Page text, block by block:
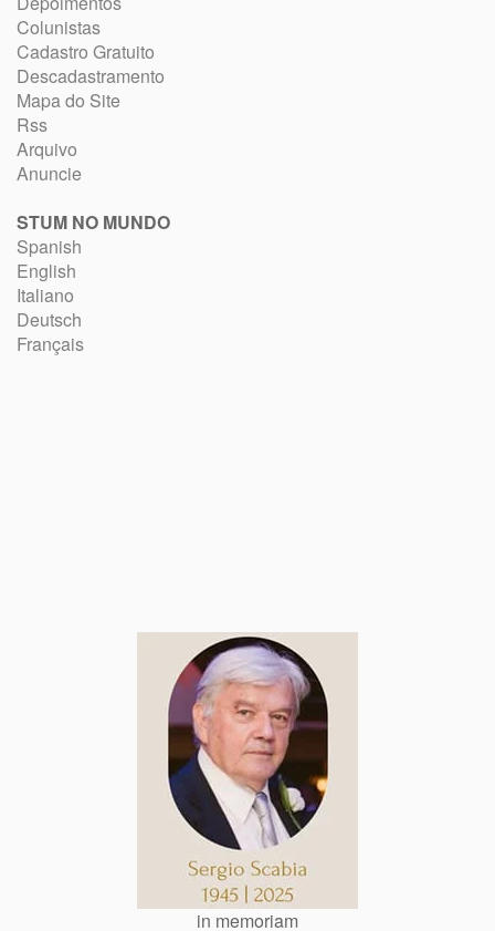
Colunistas
Cadastro Gratuito
Descadastramento
Mapa do Site
Rss
Arquivo
Anuncie
STUM NO MUNDO
Spanish
English
Italiano
Deutsch
Français
in memoriam